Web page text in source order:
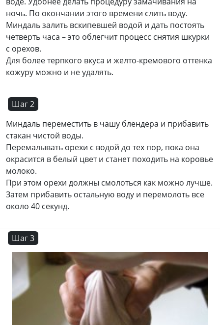
ночь. По окончании этого времени слить воду.
Миндаль залить вскипевшей водой и дать постоять
четверть часа – это облегчит процесс снятия шкурки
с орехов.
Для более терпкого вкуса и желто-кремового оттенка
кожуру можно и не удалять.
Шаг 2
Миндаль переместить в чашу блендера и прибавить
стакан чистой воды.
Перемалывать орехи с водой до тех пор, пока она
окрасится в белый цвет и станет походить на коровье
молоко.
При этом орехи должны смолоться как можно лучше.
Затем прибавить остальную воду и перемолоть все
около 40 секунд.
Шаг 3